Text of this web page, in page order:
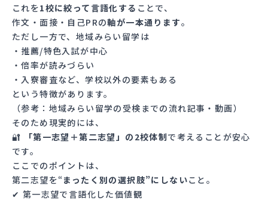
これを1校に絞って言語化する ことで、
作文・面接・自己PRの軸が一本通ります。
ただし一方で、地域みらい留学は
・推薦/特色入試が中心
・倍率が読みづらい
・入寮審査など、学校以外の要素もある
という特徴があります。
（参考： 地域みらい留学の受検までの流れ記事・動画）
そのため現実的には、
🔐
「第一志望＋第二志望」の2校体制で考えることが安心
です。
ここでのポイントは、
第二志望を“ まったく別の選択肢”にしないこと。
✔ 第一志望で言語化した価値観